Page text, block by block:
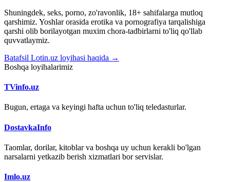
Shuningdek, seks, porno, zo'ravonlik, 18+ sahifalarga mutloq
qarshimiz. Yoshlar orasida erotika va pornografiya tarqalishiga
qarshi olib borilayotgan muxim chora-tadbirlarni to'liq qo'llab
quvvatlaymiz.
Batafsil Lotin.uz loyihasi haqida →
Boshqa loyihalarimiz
TVinfo.uz
Bugun, ertaga va keyingi hafta uchun to'liq teledasturlar.
DostavkaInfo
Taomlar, dorilar, kitoblar va boshqa uy uchun kerakli bo'lgan
narsalarni yetkazib berish xizmatlari bor servislar.
Imlo.uz